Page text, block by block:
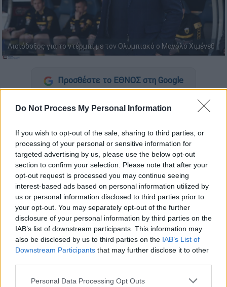
Do Not Process My Personal Information
If you wish to opt-out of the sale, sharing to third parties, or
processing of your personal or sensitive information for
targeted advertising by us, please use the below opt-out
section to confirm your selection. Please note that after your
opt-out request is processed you may continue seeing
interest-based ads based on personal information utilized by
us or personal information disclosed to third parties prior to
your opt-out. You may separately opt-out of the further
disclosure of your personal information by third parties on the
IAB’s list of downstream participants. This information may
also be disclosed by us to third parties on the IAB’s List of
Downstream Participants that may further disclose it to other
Please note that this website/app uses one or more Google
Personal Data Processing Opt Outs
Αισιόδοξος για το ντέρμπι με τον Ολυμπιακό ο Μανόλο Χιμένεθ
Προσθέστε το ΕΘΝΟΣ στη Google
Αντιμέτωπος με την πρώτη μεγάλη
πάγκο της ΑΕΚ βρίσκεται ο Μανόλο Χιμένεθ.
Ο Ισπανός θα οδηγήσει τους
«κιτρινόμαυρους» στο ντέρμπι της Κυριακής
(17/2) με τον Ολυμπιακό και ξέρει καλά ποιο
είναι το διακύβευμα. «Προσπαθούμε να
κερδίσουμε χρόνο στο ρολόι. Η αλήθεια
είναι ότι προσπαθώ να μην επικεντρωθώ σε
ότι έχει γίνει γιατί δεν έχουμε χρόνο να το
αξιολογήσουμε. Τώρα πρέπει να ενώσουμε
τις δυνάμεις μας, να δείξουμε τη διάθεση
μας και να πάρουμε το καλύτερο. Είναι
σίγουρα ένας τελικός. Εμείς πρέπει να